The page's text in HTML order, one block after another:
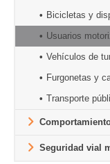
Bicicletas y
Usuarios
Vehículos de
Furgonetas y
Transporte
Seguridad vial